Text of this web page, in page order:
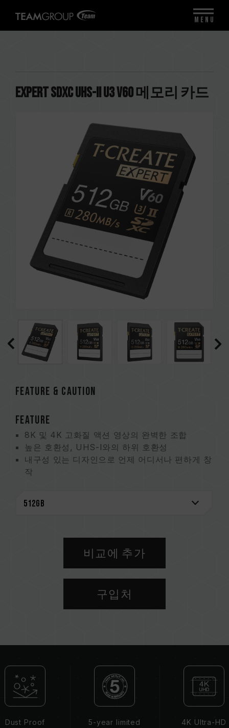
EXPERT SDXC UHS-II U3 V60 메모리 카드
FEATURE & CAUTION
FEATURE
8K 및 4K 고화질 액션 영상의 완벽한 조합
높은 호환성, UHS-I와의 하위 호환성
내구성 있는 디자인으로 언제 어디서나 편하게 창
작
비교에 추가
구입처
Dust Proof
5-year limited
4K Ultra-HD
MENU